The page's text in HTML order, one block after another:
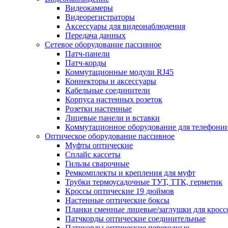
Видеокамеры
Видеорегистраторы
Аксессуары для видеонаблюдения
Передача данных
Сетевое оборудование пассивное
Патч-панели
Патч-корды
Коммутационные модули RJ45
Коннекторы и аксессуары
Кабельные соединители
Корпуса настенных розеток
Розетки настенные
Лицевые панели и вставки
Коммутационное оборудование для
Оптическое оборудование пассивное
Муфты оптические
Сплайс кассеты
Гильзы сварочные
Ремкомплекты и крепления для муфт
Трубки термоусадочные ТУТ, ТТК, герметик
Кроссы оптические 19 дюймов
Настенные оптические боксы
Планки сменные лицевые/заглушки для
Патчкорды оптические соединительные